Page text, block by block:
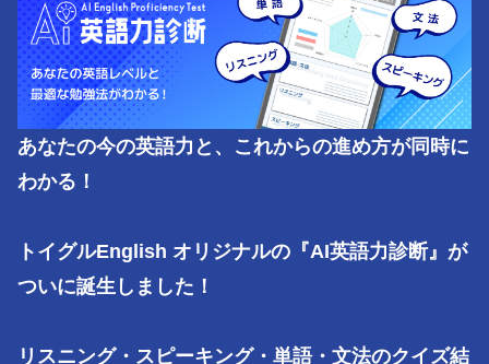
あなたの今の英語力と、これからの進め方が同時に
わかる！
トイグルEnglish オリジナルの『AI英語力診断』が
ついに誕生しました！
リスニング・スピーキング・単語・文法のクイズ結